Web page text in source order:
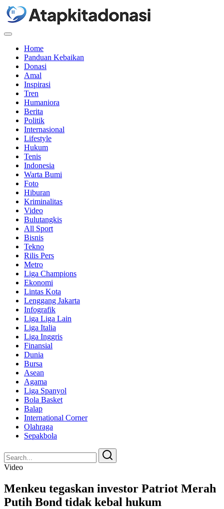
Menu
Home
Panduan Kebaikan
Donasi
Amal
Inspirasi
Tren
Humaniora
Berita
Politik
Internasional
Lifestyle
Hukum
Tenis
Indonesia
Warta Bumi
Foto
Hiburan
Kriminalitas
Video
Bulutangkis
All Sport
Bisnis
Tekno
Rilis Pers
Metro
Liga Champions
Ekonomi
Lintas Kota
Lenggang Jakarta
Infografik
Liga Liga Lain
Liga Italia
Liga Inggris
Finansial
Dunia
Bursa
Asean
Agama
Liga Spanyol
Bola Basket
Balap
International Corner
Olahraga
Sepakbola
Search
for:
Search
Video
Menkeu tegaskan investor Patriot Merah
Putih Bond tidak kebal hukum